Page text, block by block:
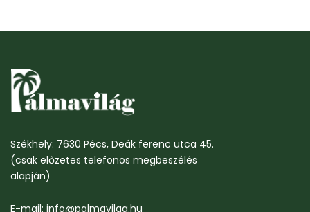
Székhely: 7630 Pécs, Deák ferenc utca 45.
(csak előzetes telefonos megbeszélés
alapján)
E-mail: info@palmavilag.hu